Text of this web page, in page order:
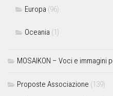
Europa (96)
Oceania (1)
MOSAIKON – Voci e immagini
Proposte Associazione (139)